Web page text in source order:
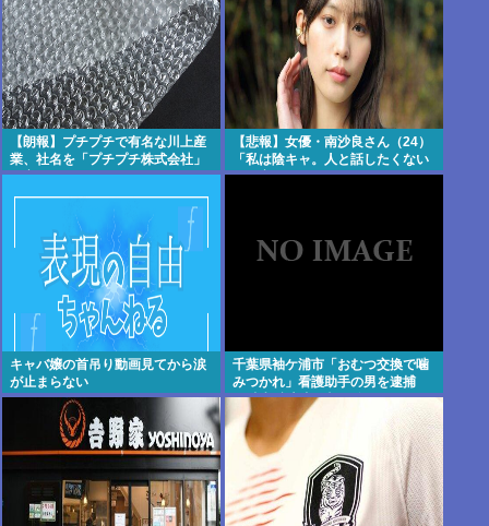
【朗報】プチプチで有名な川上産
業、社名を「プチプチ株式会社」
に変更www
【悲報】女優・南沙良さん（24）
「私は陰キャ。人と話したくない
ので家に引きこもってPCでアニメ
キャバ嬢の首吊り動画見てから涙
が止まらない
千葉県袖ケ浦市「おむつ交換で噛
みつかれ」看護助手の男を逮捕
90歳入院患者の顔や腹を殴るなど
ケガさせた疑い [8/6]